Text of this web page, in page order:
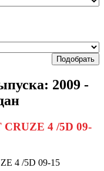
Подобрать
2009 -
CRUZE 4 /5D 09-